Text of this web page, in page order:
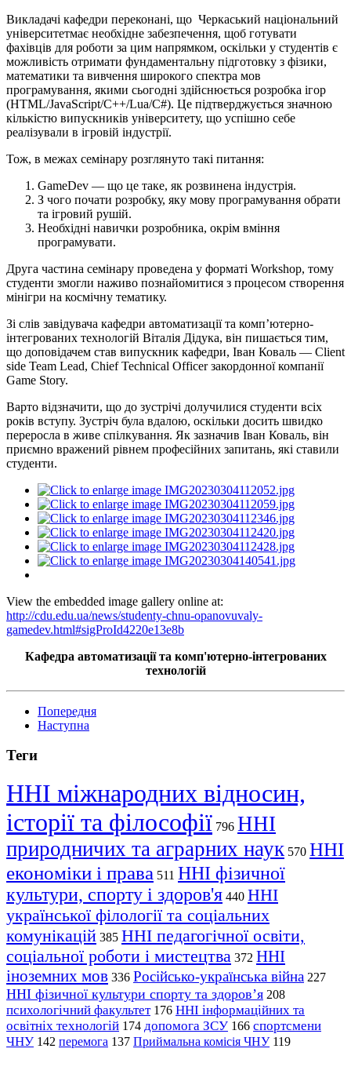
Викладачі кафедри переконані, що Черкаський національний
університетмає необхідне забезпечення, щоб готувати
фахівців для роботи за цим напрямком, оскільки у студентів є
можливість отримати фундаментальну підготовку з фізики,
математики та вивчення широкого спектра мов
програмування, якими сьогодні здійснюється розробка ігор
(HTML/JavaScript/C++/Lua/C#). Це підтверджується значною
кількістю випускників університету, що успішно себе
реалізували в ігровій індустрії.
Тож, в межах семінару розглянуто такі питання:
GameDev — що це таке, як розвинена індустрія.
З чого почати розробку, яку мову програмування обрати
та ігровий рушій.
Необхідні навички розробника, окрім вміння
програмувати.
Друга частина семінару проведена у форматі Workshop, тому
студенти змогли наживо познайомитися з процесом створення
мінігри на космічну тематику.
Зі слів завідувача кафедри автоматизації та комп’ютерно-
інтегрованих технологій Віталія Дідука, він пишається тим,
що доповідачем став випускник кафедри, Іван Коваль — Client
side Team Lead, Chief Technical Officer закордонної компанії
Game Story.
Варто відзначити, що до зустрічі долучилися студенти всіх
років вступу. Зустріч була вдалою, оскільки досить швидко
переросла в живе спілкування. Як зазначив Іван Коваль, він
приємно вражений рівнем професійних запитань, які ставили
студенти.
View the embedded image gallery online at:
http://cdu.edu.ua/news/studenty-chnu-opanovuvaly-
gamedev.html#sigProId4220e13e8b
Кафедра автоматизації та комп'ютерно-інтегрованих
технологій
Попередня
Наступна
Теги
ННІ міжнародних відносин,
історії та філософії 796 ННІ
природничих та аграрних наук 570 ННІ
економіки і права 511 ННІ фізичної
культури, спорту і здоров'я 440 ННІ
української філології та соціальних
комунікацій 385 ННІ педагогічної освіти,
соціальної роботи і мистецтва 372 ННІ
іноземних мов 336 Російсько-українська війна 227
ННІ фізичної культури спорту та здоров’я 208
психологічний факультет 176 ННІ інформаційних та
освітніх технологій 174 допомога ЗСУ 166 спортсмени
ЧНУ 142 перемога 137 Приймальна комісія ЧНУ 119